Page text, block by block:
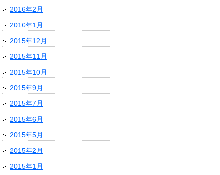
2016年2月
2016年1月
2015年12月
2015年11月
2015年10月
2015年9月
2015年7月
2015年6月
2015年5月
2015年2月
2015年1月